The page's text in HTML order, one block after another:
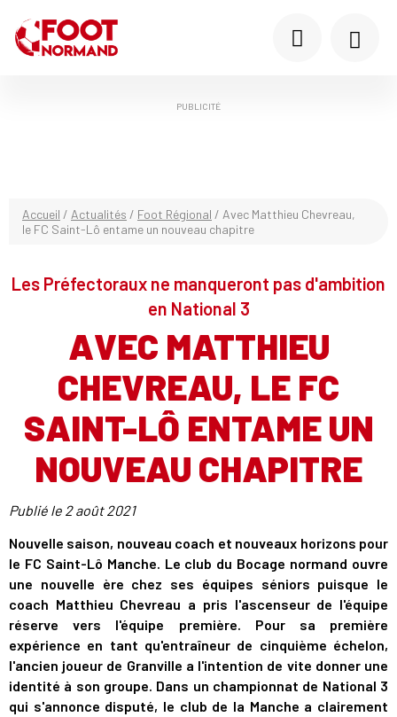
PUBLICITÉ
Accueil / Actualités / Foot Régional / Avec Matthieu Chevreau,
le FC Saint-Lô entame un nouveau chapitre
Les Préfectoraux ne manqueront pas d'ambition
en National 3
AVEC MATTHIEU
CHEVREAU, LE FC
SAINT-LÔ ENTAME UN
NOUVEAU CHAPITRE
Publié le 2 août 2021
Nouvelle saison, nouveau coach et nouveaux horizons pour
le FC Saint-Lô Manche. Le club du Bocage normand ouvre
une nouvelle ère chez ses équipes séniors puisque le
coach Matthieu Chevreau a pris l'ascenseur de l'équipe
réserve vers l'équipe première. Pour sa première
expérience en tant qu'entraîneur de cinquième échelon,
l'ancien joueur de Granville a l'intention de vite donner une
identité à son groupe. Dans un championnat de National 3
qui s'annonce disputé, le club de la Manche a clairement